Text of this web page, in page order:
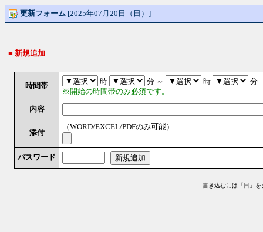
更新フォーム [2025年07月20日（日）]
■ 新規追加
時間帯 時 分 ～ 時
分
※開始の時間帯のみ必須です。
内容
添付
（WORD/EXCEL/PDFのみ可能）
パスワード
- 書き込むには「日」